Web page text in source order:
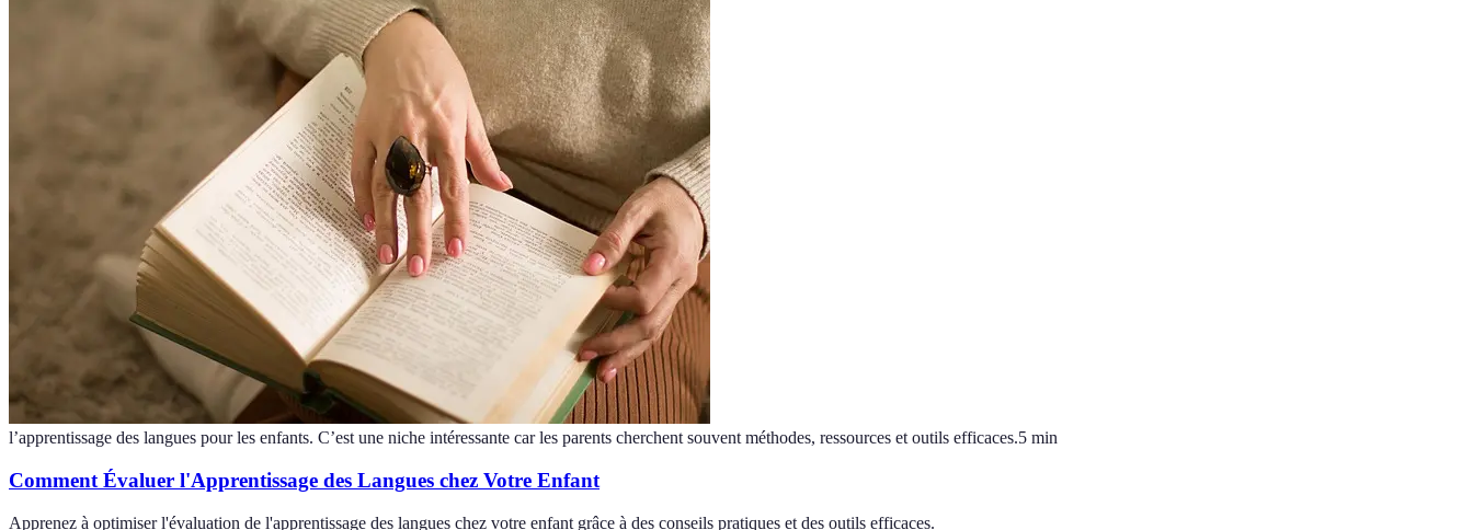
l’apprentissage des langues pour les enfants. C’est une niche intéressante car les parents cherchent souvent méthodes, ressources et outils efficaces.5 min
Comment Évaluer l'Apprentissage des Langues chez Votre Enfant
Apprenez à optimiser l'évaluation de l'apprentissage des langues chez votre enfant grâce à des conseils pratiques et des outils efficaces.